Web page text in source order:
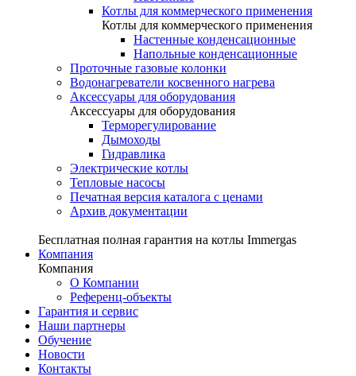
Котлы для коммерческого применения
Котлы для коммерческого применения
Настенные конденсационные
Напольные конденсационные
Проточные газовые колонки
Водонагреватели косвенного нагрева
Аксессуары для оборудования
Аксессуары для оборудования
Терморегулирование
Дымоходы
Гидравлика
Электрические котлы
Тепловые насосы
Печатная версия каталога с ценами
Архив документации
Бесплатная полная гарантия на котлы Immergas
Компания
Компания
О Компании
Референц-объекты
Гарантия и сервис
Наши партнеры
Обучение
Новости
Контакты